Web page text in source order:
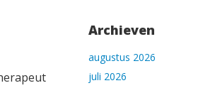
Archieven
augustus 2026
juli 2026